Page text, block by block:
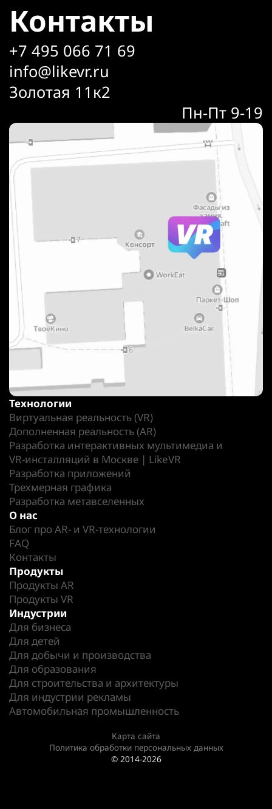
Контакты
+7 495 066 71 69
info@likevr.ru
Золотая 11к2
Пн-Пт 9-19
Технологии
Виртуальная реальность (VR)
Дополненная реальность (AR)
Разработка интерактивных мультимедиа и
VR-инсталляций в Москве | LikeVR
Разработка приложений
Трехмерная графика
Разработка метавселенных
О нас
Блог про AR- и VR-технологии
FAQ
Контакты
Продукты
Продукты AR
Продукты VR
Индустрии
Для бизнеса
Для детей
Для добычи и производства
Для образования
Для строительства и архитектуры
Для индустрии рекламы
Автомобильная промышленность
Карта сайта
Политика обработки персональных данных
© 2014-2026